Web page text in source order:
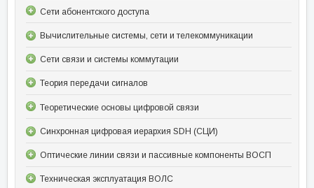
Сети абонентского доступа
Вычислительные системы, сети и телекоммуникации
Сети связи и системы коммутации
Теория передачи сигналов
Теоретические основы цифровой связи
Синхронная цифровая иерархия SDH (СЦИ)
Оптические линии связи и пассивные компоненты ВОСП
Техническая эксплуатация ВОЛС